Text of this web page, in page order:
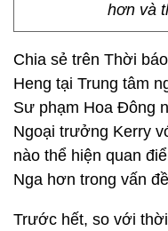
hơn và
Chia sẻ trên Thời
Heng tại Trung tâm
Sư phạm Hoa Đông
Ngoại trưởng Kerry
nào thể hiện quan
Nga hơn trong vấn
Trước hết, so với